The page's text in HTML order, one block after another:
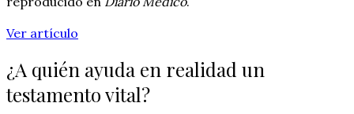
Ver artículo
¿A quién ayuda en realidad un
testamento vital?